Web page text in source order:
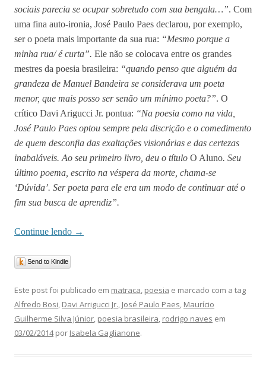
sociais parecia se ocupar sobretudo com sua bengala…”. Com
uma fina auto-ironia, José Paulo Paes declarou, por exemplo,
ser o poeta mais importante da sua rua: “Mesmo porque a
minha rua/ é curta”. Ele não se colocava entre os grandes
mestres da poesia brasileira: “quando penso que alguém da
grandeza de Manuel Bandeira se considerava um poeta
menor, que mais posso ser senão um mínimo poeta?”. O
crítico Davi Arigucci Jr. pontua: “Na poesia como na vida,
José Paulo Paes optou sempre pela discrição e o comedimento
de quem desconfia das exaltações visionárias e das certezas
inabaláveis. Ao seu primeiro livro, deu o título O Aluno. Seu
último poema, escrito na véspera da morte, chama-se
‘Dúvida’. Ser poeta para ele era um modo de continuar até o
fim sua busca de aprendiz”.
Continue lendo →
Send to Kindle
Este post foi publicado em matraca poesia e marcado com a tag
Alfredo Bosi Davi Arrigucci Jr. José Paulo Paes Maurício
Guilherme Silva Júnior poesia brasileira rodrigo naves em
03/02/2014por Isabela Gaglianone.